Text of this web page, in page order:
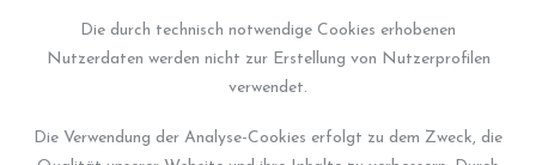
Die durch technisch notwendige Cookies erhobenen
Nutzerdaten werden nicht zur Erstellung von Nutzerprofilen
verwendet.
Die Verwendung der Analyse-Cookies erfolgt zu dem Zweck, die